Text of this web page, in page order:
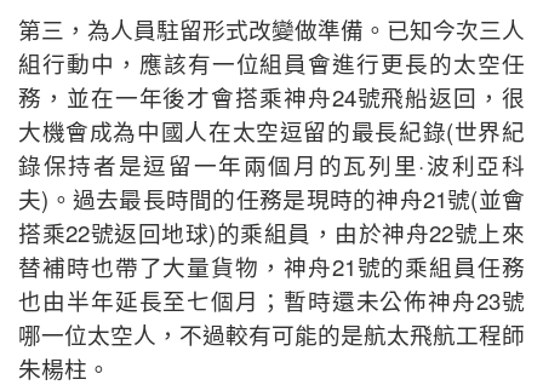
第三，為人員駐留形式改變做準備。已知今次三人
組行動中，應該有一位組員會進行更長的太空任
務，並在一年後才會搭乘神舟24號飛船返回，很
大機會成為中國人在太空逗留的最長紀錄(世界紀
錄保持者是逗留一年兩個月的瓦列里·波利亞科
夫)。過去最長時間的任務是現時的神舟21號(並會
搭乘22號返回地球)的乘組員，由於神舟22號上來
替補時也帶了大量貨物，神舟21號的乘組員任務
也由半年延長至七個月；暫時還未公佈神舟23號
哪一位太空人，不過較有可能的是航太飛航工程師
朱楊柱。